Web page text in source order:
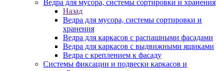
Ведра для мусора, системы сортировки и хранения
Назад
Ведра для мусора, системы сортировки и
хранения
Ведра для каркасов с распашными фасадами
Ведра для каркасов с выдвижными ящиками
Ведра с креплением к фасаду
Системы фиксации и подвески каркасов и